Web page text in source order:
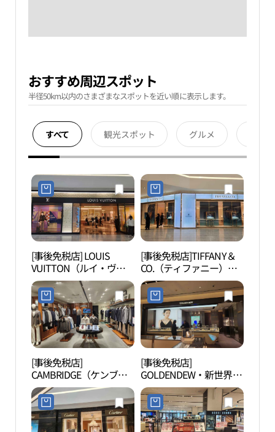
おすすめ周辺スポット
半径50km以内のさまざまなスポットを近い順に表示します。
すべて 観光スポット グルメ
[事後免税店] LOUIS
VUITTON（ルイ・ヴィ
トン）・新世界百貨店タ
イムスクエア店(루이비
통 신세계백화점 타임스
퀘어점)
[事後免税店]TIFFANY＆
CO.（ティファニー）・
新世界百貨店タイムスク
エア店(티파니앤코 신세
계백화점 타임스퀘어점)
[事後免税店]
CAMBRIDGE（ケンブリ
ッジ）・タイムスクエア
店(캠브리지 타임스퀘어
점)
[事後免税店]
GOLDENDEW・新世界百
貨店タイムスクエア店
(골든듀 신세계백화점 타
임스퀘어점)